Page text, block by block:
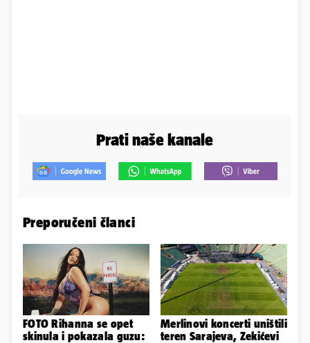
Prati naše kanale
Preporučeni članci
FOTO Rihanna se opet
skinula i pokazala guzu:
Merlinovi koncerti uništili
teren Sarajeva, Zekićevi